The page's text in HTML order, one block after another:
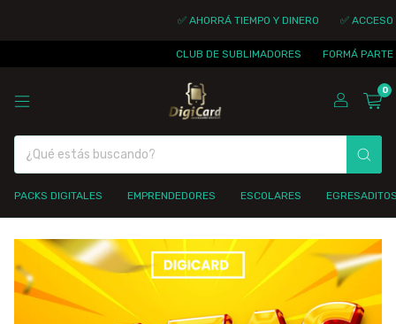
✅ AHORRÁ TIEMPO Y DINERO ✅ ACCESO
CLUB DE SUBLIMADORES FORMÁ PARTE DE LA
0
PACKS DIGITALES EMPRENDEDORES ESCOLARES